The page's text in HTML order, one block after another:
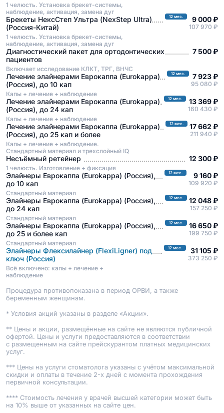
1 челюсть. Установка брекет-системы,
наблюдение, активация, замена дуг
Брекеты НексСтеп Ультра (NexStep Ultra)
(Россия-Китай)
1 челюсть. Установка брекет-системы,
наблюдение, активация, замена дуг
12 мес. 9 000 ₽
107 970 ₽
Диагностический пакет для ортодонтических
пациентов
Включает исследование КЛКТ, ТРГ, ВНЧС
7 500 ₽
Лечение элайнерами Еврокаппа (Eurokappa)
(Россия), до 10 кап
Капы + лечение + наблюдение
12 мес. 7 923 ₽
95 080 ₽
Лечение элайнерами Еврокаппа (Eurokappa)
(Россия), до 24 кап
Капы + лечение + наблюдение
12 мес. 13 369 ₽
160 430 ₽
Лечение элайнерами Еврокаппа (Eurokappa)
(Россия), до 25 кап и более
Капы + лечение + наблюдение.
Стандартный материал и трехслойный IQ
12 мес. 17 662 ₽
211 940 ₽
Несъёмный ретейнер
1 челюсть. Изготовление + фиксация
12 300 ₽
Элайнеры Еврокаппа (Eurokappa) (Россия),
до 10 кап
Стандартный материал
12 мес. 9 160 ₽
109 920 ₽
Элайнеры Еврокаппа (Eurokappa) (Россия),
до 24 кап
Стандартный материал
12 мес. 12 048 ₽
157 250 ₽
Элайнеры Еврокаппа (Eurokappa) (Россия),
до 25 и более кап
Стандартный материал
12 мес. 16 650 ₽
199 750 ₽
Элайнеры Флексилайнер (FlexiLigner) под
ключ (Россия)
Всё включено: капы + лечение +
наблюдение
12 мес. 31 105 ₽
373 250 ₽
Процедура противопоказана в период ОРВИ, а также
беременным женщинам.
* Условия акций указаны в разделе «Акции».
** Цены и акции, размещённые на сайте не являются публичной
офертой. Цены и услуги предоставляются в соответствии
с размещенным на сайте прейскурантом платных медицинских
услуг.
*** Цены на услуги стоматолога указаны с учётом максимальной
скидки и оплаты в течение 2-х дней с момента прохождения
первичной консультации.
**** Стоимость лечения у врачей высшей категории может быть
на 10% выше от указанных на сайте цен.